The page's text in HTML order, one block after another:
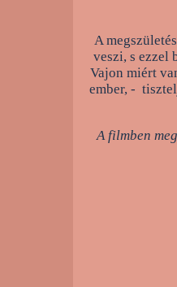
A
veszi, s ezzel
Vajon miért
ember, -
A filmben